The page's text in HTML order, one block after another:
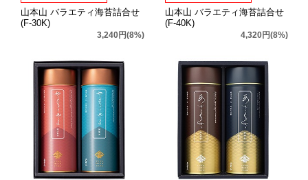
山本山 バラエティ海苔詰合せ
(F-30K)
3,240円(8%)
山本山 バラエティ海苔詰合せ
(F-40K)
4,320円(8%)